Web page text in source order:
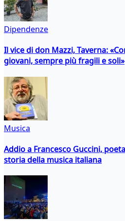
Dipendenze
Il vice di don Mazzi, Taverna:
giovani, sempre più fragili e soli»
Musica
Addio a Francesco Guccini,
storia della musica italiana